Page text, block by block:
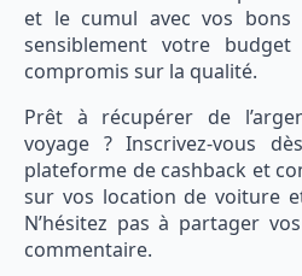
et le cumul avec vos bons
sensiblement votre budget
compromis sur la qualité.
Prêt à récupérer de
voyage ? Inscrivez-vous
plateforme de cashback et
sur vos location de voiture
N’hésitez pas à partager
commentaire.